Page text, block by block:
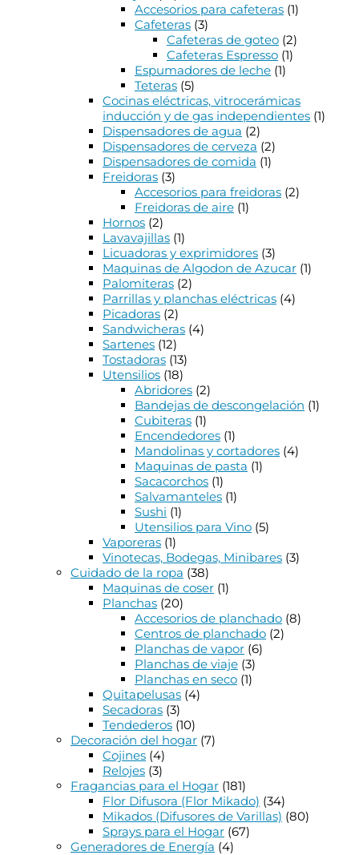
Accesorios para cafeteras (1)
Cafeteras (3)
Cafeteras de goteo (2)
Cafeteras Espresso (1)
Espumadores de leche (1)
Teteras (5)
Cocinas eléctricas, vitrocerámicas
inducción y de gas independientes (1)
Dispensadores de agua (2)
Dispensadores de cerveza (2)
Dispensadores de comida (1)
Freidoras (3)
Accesorios para freidoras (2)
Freidoras de aire (1)
Hornos (2)
Lavavajillas (1)
Licuadoras y exprimidores (3)
Maquinas de Algodon de Azucar (1)
Palomiteras (2)
Parrillas y planchas eléctricas (4)
Picadoras (2)
Sandwicheras (4)
Sartenes (12)
Tostadoras (13)
Utensilios (18)
Abridores (2)
Bandejas de descongelación (1)
Cubiteras (1)
Encendedores (1)
Mandolinas y cortadores (4)
Maquinas de pasta (1)
Sacacorchos (1)
Salvamanteles (1)
Sushi (1)
Utensilios para Vino (5)
Vaporeras (1)
Vinotecas, Bodegas, Minibares (3)
Cuidado de la ropa (38)
Maquinas de coser (1)
Planchas (20)
Accesorios de planchado (8)
Centros de planchado (2)
Planchas de vapor (6)
Planchas de viaje (3)
Planchas en seco (1)
Quitapelusas (4)
Secadoras (3)
Tendederos (10)
Decoración del hogar (7)
Cojines (4)
Relojes (3)
Fragancias para el Hogar (181)
Flor Difusora (Flor Mikado) (34)
Mikados (Difusores de Varillas) (80)
Sprays para el Hogar (67)
Generadores de Energía (4)